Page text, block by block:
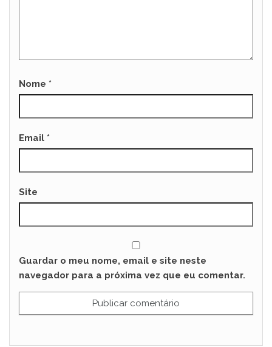
Nome *
Email *
Site
Guardar o meu nome, email e site neste
navegador para a próxima vez que eu comentar.